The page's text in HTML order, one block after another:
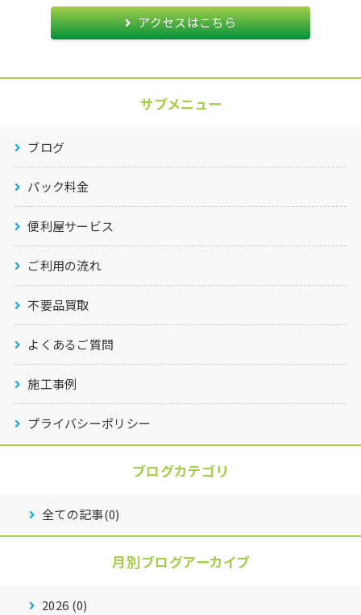
アクセスはこちら
サブメニュー
ブログ
パック料金
便利屋サービス
ご利用の流れ
不要品買取
よくあるご質問
施工事例
プライバシーポリシー
ブログカテゴリ
全ての記事(0)
月別ブログアーカイブ
2026 (0)